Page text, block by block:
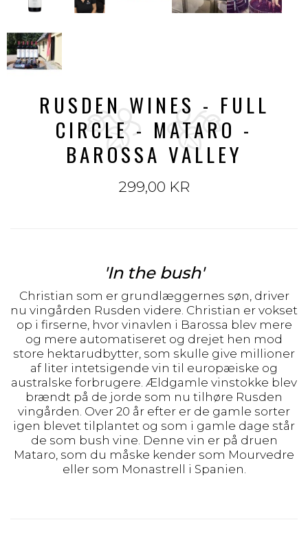
RUSDEN WINES - FULL
CIRCLE - MATARO -
BAROSSA VALLEY
299,00 KR
'In the bush'
Christian som er grundlæggernes søn, driver
nu vingården Rusden videre. Christian er vokset
op i firserne, hvor vinavlen i Barossa blev mere
og mere automatiseret og drejet hen mod
store hektarudbytter, som skulle give millioner
af liter intetsigende vin til europæiske og
australske forbrugere. Ældgamle vinstokke blev
brændt på de jorde som nu tilhøre Rusden
vingården. Over 20 år efter er de gamle sorter
igen blevet tilplantet og som i gamle dage står
de som bush vine. Denne vin er på druen
Mataro, som du måske kender som Mourvedre
eller som Monastrell i Spanien.